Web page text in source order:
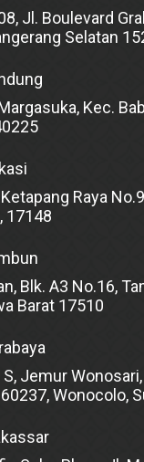
Jl. Boulevard
Selatan
Kec.
Raya
17148
Blk. A3 No.16,
Barat 17510
Jemur
Wonocolo,